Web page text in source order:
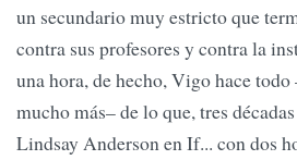
un secundario muy estricto que
contra sus profesores y contra la
una hora, de hecho, Vigo hace
mucho más– de lo que, tres
Lindsay Anderson en If... con dos